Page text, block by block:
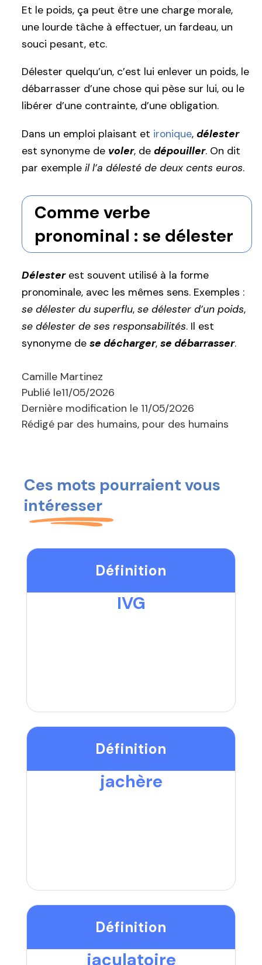
Et le poids, ça peut être une charge morale,
une lourde tâche à effectuer, un fardeau, un
souci pesant, etc.
Délester quelqu’un, c’est lui enlever un poids, le
débarrasser d’une chose qui pèse sur lui, ou le
libérer d’une contrainte, d’une obligation.
Dans un emploi plaisant et ironique, délester
est synonyme de voler, de dépouiller. On dit
par exemple il l’a délesté de deux cents euros.
Comme verbe
pronominal : se délester
Délesterest souvent utilisé à la forme
pronominale, avec les mêmes sens. Exemples :
se délester du superflu, se délester d’un poids,
se délester de ses responsabilités. Il est
synonyme de se décharger, se débarrasser.
Camille Martinez
Publié le11/05/2026
Dernière modification le 11/05/2026
Rédigé par des humains, pour des humains
Ces mots pourraient vous
intéresser
Définition
IVG
Définition
jachère
Définition
jaculatoire